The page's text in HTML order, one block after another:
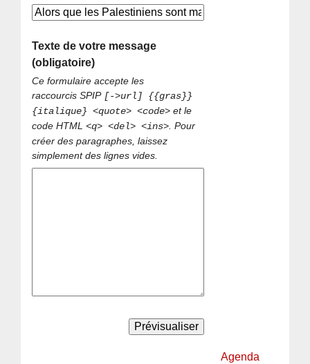
Texte de votre message
(obligatoire)
Ce formulaire accepte les
raccourcis SPIP [->url] {{gras}}
{italique} <quote> <code> et le
code HTML<q> <del> <ins> . Pour
créer des paragraphes, laissez
simplement des lignes vides.
Agenda